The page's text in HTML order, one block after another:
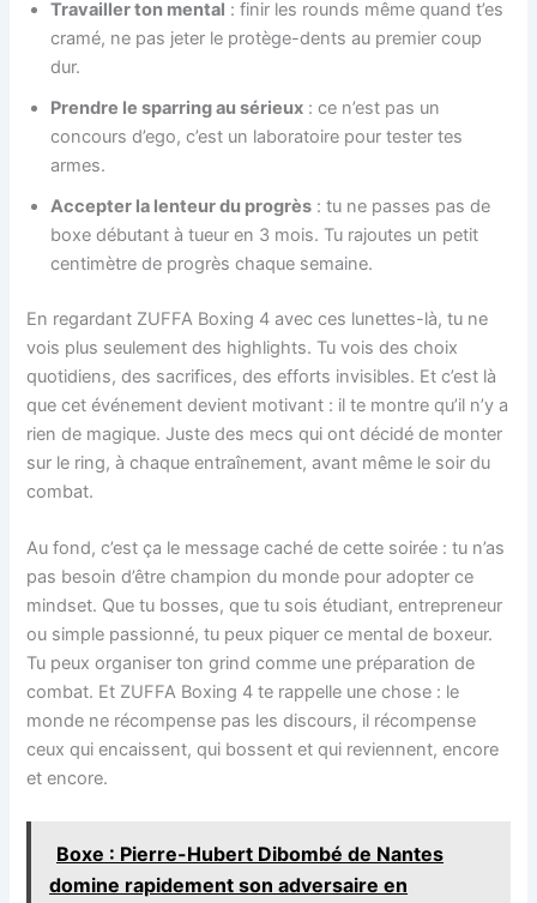
Travailler ton mental : finir les rounds même quand t’es
cramé, ne pas jeter le protège-dents au premier coup
dur.
Prendre le sparring au sérieux : ce n’est pas un
concours d’ego, c’est un laboratoire pour tester tes
armes.
Accepter la lenteur du progrès : tu ne passes pas de
boxe débutant à tueur en 3 mois. Tu rajoutes un petit
centimètre de progrès chaque semaine.
En regardant ZUFFA Boxing 4 avec ces lunettes-là, tu ne
vois plus seulement des highlights. Tu vois des choix
quotidiens, des sacrifices, des efforts invisibles. Et c’est là
que cet événement devient motivant : il te montre qu’il n’y a
rien de magique. Juste des mecs qui ont décidé de monter
sur le ring, à chaque entraînement, avant même le soir du
combat.
Au fond, c’est ça le message caché de cette soirée : tu n’as
pas besoin d’être champion du monde pour adopter ce
mindset. Que tu bosses, que tu sois étudiant, entrepreneur
ou simple passionné, tu peux piquer ce mental de boxeur.
Tu peux organiser ton grind comme une préparation de
combat. Et ZUFFA Boxing 4 te rappelle une chose : le
monde ne récompense pas les discours, il récompense
ceux qui encaissent, qui bossent et qui reviennent, encore
et encore.
Boxe : Pierre-Hubert Dibombé de Nantes
domine rapidement son adversaire en